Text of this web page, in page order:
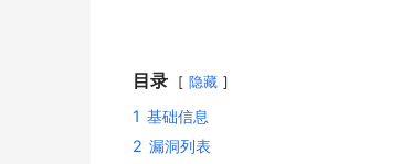
目录 隐藏
1 基础信息
2 漏洞列表